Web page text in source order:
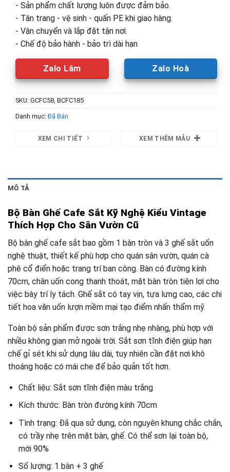
- Sản phẩm chất lượng luôn được đảm bảo.
- Tân trang - vệ sinh - quấn PE khi giao hàng.
- Vận chuyển và lắp đặt tận nơi.
- Chế độ bảo hành - bảo trì dài hạn
Zalo Lâm Zalo Hoà
SKU: GCFC58, BCFC185
Danh mục:Đã Bán
XEM CHI TIẾT XEM THÊM MẪU
MÔ TẢ
Bộ Bàn Ghế Cafe Sắt Kỹ Nghệ Kiểu Vintage
Thích Hợp Cho Sân Vườn Cũ
Bộ bàn ghế cafe sắt bao gồm 1 bàn tròn và 3 ghế sắt uốn
nghệ thuật, thiết kế phù hợp cho quán sân vườn, quán cà
phê cổ điển hoặc trang trí ban công. Bàn có đường kính
70cm, chân uốn cong thanh thoát, mặt bàn tròn tiện lợi cho
việc bày trí ly tách. Ghế sắt có tay vịn, tựa lưng cao, các chi
tiết hoa văn uốn lượn mềm mại tạo điểm nhấn thẩm mỹ.
Toàn bộ sản phẩm được sơn trắng nhẹ nhàng, phù hợp với
nhiều không gian mở ngoài trời. Sắt sơn tĩnh điện giúp hạn
chế gỉ sét khi sử dụng lâu dài, tuy nhiên cần đặt nơi khô
thoáng hoặc có mái che để bảo quản tốt hơn.
Chất liệu: Sắt sơn tĩnh điện màu trắng
Kích thước: Bàn tròn đường kính 70cm
Tình trạng: Đã qua sử dụng, còn nguyên khung chắc chắn,
có trầy nhẹ trên mặt bàn, ghế. Có thể sơn lại toàn bộ,
mới 90%
Số lượng: 1 bàn + 3 ghế